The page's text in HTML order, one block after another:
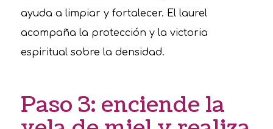
ayuda a limpiar y fortalecer. El laurel
acompaña la protección y la victoria
espiritual sobre la densidad.
Paso 3: enciende la